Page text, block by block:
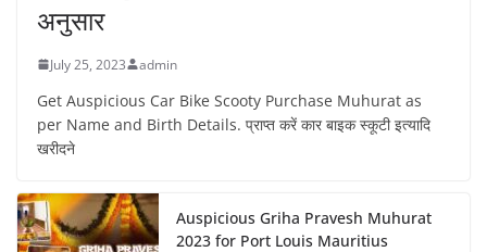
अनुसार
July 25, 2023 admin
Get Auspicious Car Bike Scooty Purchase Muhurat as
per Name and Birth Details. प्राप्त करें कार बाइक स्कूटी इत्यादि
खरीदने
Auspicious Griha Pravesh Muhurat
2023 for Port Louis Mauritius